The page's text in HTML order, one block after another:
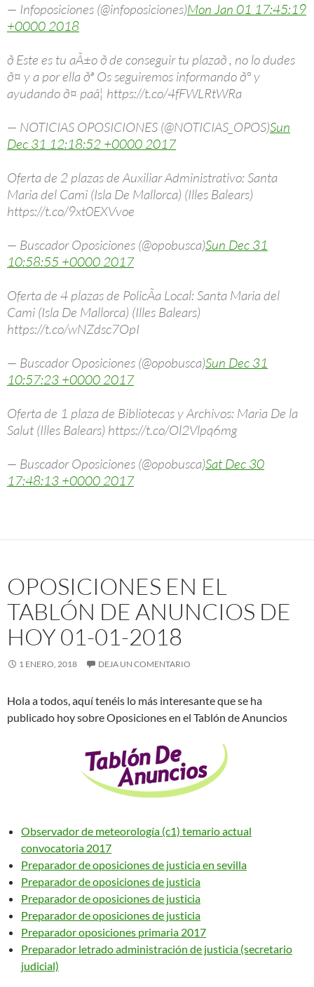
— Infoposiciones (@infoposiciones)Mon Jan 01 17:45:19
+0000 2018
ð Este es tu aÃ±o ð de conseguir tu plazað , no lo dudes
ð¤ y a por ella ðª Os seguiremos informando ð° y
ayudando ð¤ paâ¦ https://t.co/4fFWLRtWRa
— NOTICIAS OPOSICIONES (@NOTICIAS_OPOS)Sun
Dec 31 12:18:52 +0000 2017
Oferta de 2 plazas de Auxiliar Administrativo: Santa
Maria del Cami (Isla De Mallorca) (Illes Balears)
https://t.co/9xt0EXVvoe
— Buscador Oposiciones (@opobusca)Sun Dec 31
10:58:55 +0000 2017
Oferta de 4 plazas de PolicÃ­a Local: Santa Maria del
Cami (Isla De Mallorca) (Illes Balears)
https://t.co/wNZdsc7OpI
— Buscador Oposiciones (@opobusca)Sun Dec 31
10:57:23 +0000 2017
Oferta de 1 plaza de Bibliotecas y Archivos: Maria De la
Salut (Illes Balears) https://t.co/Ol2Vlpq6mg
— Buscador Oposiciones (@opobusca)Sat Dec 30
17:48:13 +0000 2017
OPOSICIONES EN EL
TABLÓN DE ANUNCIOS DE
HOY 01-01-2018
1 ENERO, 2018 DEJA UN COMENTARIO
Hola a todos, aquí tenéis lo más interesante que se ha
publicado hoy sobre Oposiciones en el Tablón de Anuncios
Observador de meteorología (c1) temario actual
convocatoria 2017
Preparador de oposiciones de justicia en sevilla
Preparador de oposiciones de justicia
Preparador de oposiciones de justicia
Preparador de oposiciones de justicia
Preparador oposiciones primaria 2017
Preparador letrado administración de justicia (secretario
judicial)